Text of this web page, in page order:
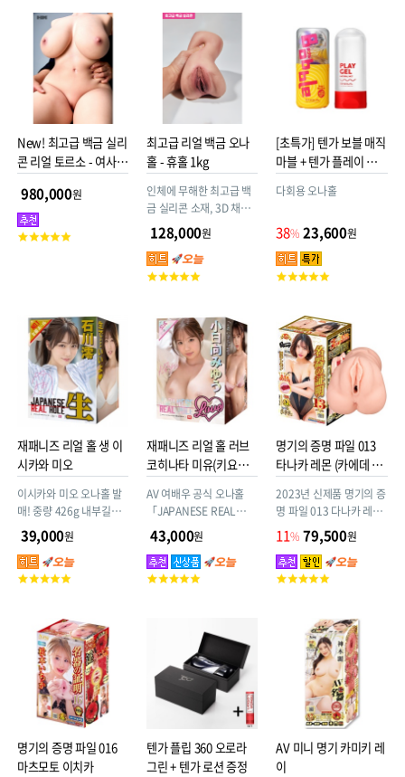
소용돌이에 흠뻑 빠져보
세요!
New! 최고급 백금 실리
콘 리얼 토르소 - 여사친
980,000원
고
최고급 리얼 백금 오나
홀 - 휴홀 1kg
인체에 무해한 최고급 백
금 실리콘 소재, 3D 채색
기법으로 인체피부를 완
벽재현
128,000원
고
[초특가] 텐가 보블 매직
마블 + 텐가 플레이 젤
다회용 오나홀
38% 23,600원
고
점
재패니즈 리얼 홀 생 이
시카와 미오
이시카와 미오 오나홀 발
매! 중량 426g 내부길이
15cm 리얼한 삽입감 소
프트 소재 재패니즈 리얼
홀
39,000원
고
재패니즈 리얼 홀 러브
코히나타 미유(키요하
AV 여배우 공식 오나홀
「JAPANESE REAL
HOLE LOVE_」 탱글탱
글 천연 풍만 H컵_ 초
CUTE한 외모에 갓 스타
일!! 코히나타 미유의 그
43,000원
고
명기의 증명 파일 013
타나카 레몬 (카에데 카
2023년 신제품 명기의 증
명 파일 013 다나카 레몬
800g
11% 79,500원
고
명기의 증명 파일 016
마츠모토 이치카
텐가 플립 360 오로라
그린 + 텐가 로션 증정
AV 미니 명기 카미키 레
이